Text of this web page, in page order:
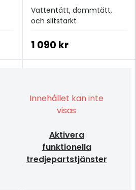
Vattentätt, dammtätt,
och slitstarkt
1 090 kr
Innehållet kan inte
visas
Aktivera
funktionella
tredjepartstjänster